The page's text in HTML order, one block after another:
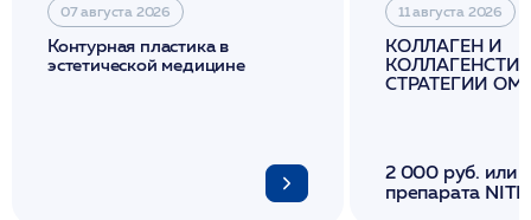
07 августа 2026
Контурная пластика в
эстетической медицине
11 августа 2026
КОЛЛАГЕН И
СТРАТЕГИИ
2 000 руб. или
препарата